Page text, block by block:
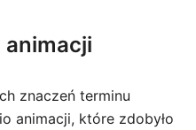
animacji
znaczeń terminu
animacji, które zdobyło